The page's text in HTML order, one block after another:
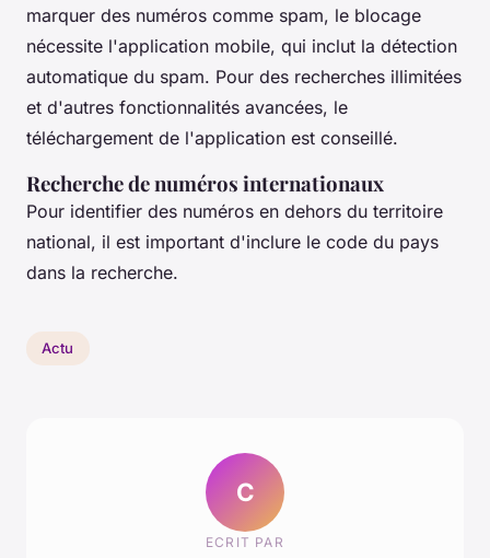
marquer des numéros comme spam, le blocage
nécessite l'application mobile, qui inclut la détection
automatique du spam. Pour des recherches illimitées
et d'autres fonctionnalités avancées, le
téléchargement de l'application est conseillé.
Recherche de numéros internationaux
Pour identifier des numéros en dehors du territoire
national, il est important d'inclure le code du pays
dans la recherche.
Actu
C
ECRIT PAR